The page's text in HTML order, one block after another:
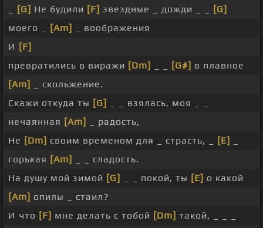
[G] Не будили [F] звездные _ дожди _ _
[G]
моего _
[Am]
_ воображения
И [F]
превратились в виражи [Dm] [G#] в плавное
[Am]
_ скольжение.
Скажи откуда ты [G]
_ _ взялась, моя _ _
нечаянная [Am]
_ радость,
Не [Dm] своим временом для _ страсть, _ [E]
горькая [Am]
_ _ сладость.
На душу мой зимой [G] _ _ покой, ты [E] о какой
[Am] опилы _ стаил?
И что [F] мне делать с тобой [Dm] такой, _ _ _